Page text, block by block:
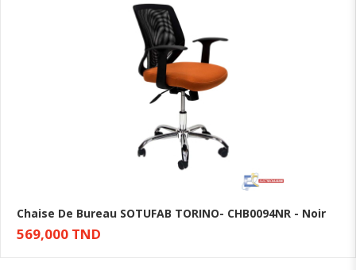
Chaise De Bureau SOTUFAB TORINO- CHB0094NR - Noir
569,000 TND